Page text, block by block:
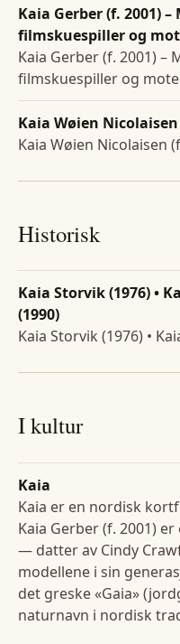
Kaia Gerber (f. 2001)
filmskuespiller og
Kaia Gerber (f. 2001) –
filmskuespiller og
Kaia Wøien
Kaia Wøien Nicolaisen
Historisk
Kaia Storvik (1976) •
(1990)
Kaia Storvik (1976) •
I kultur
Kaia
Kaia er en nordisk
Kaia Gerber (f. 2001)
— datter av Cindy
modellene i sin
det greske «Gaia»
naturnavn i nordisk